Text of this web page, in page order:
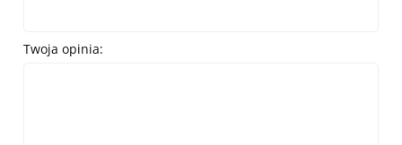
Twoja opinia: